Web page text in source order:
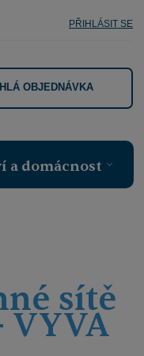
PŘIHLÁSIT SE
OBJEDNÁVKA
a domácnost
sítě
VYVA